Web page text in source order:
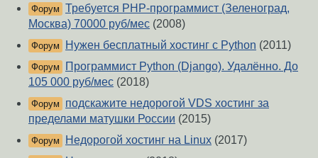
Форум Требуется PHP-программист (Зеленоград,
Москва) 70000 руб/мес (2008)
Форум Нужен бесплатный хостинг с Python (2011)
Форум
Программист Python (Django). Удалённо. До
105 000 руб/мес (2018)
Форум
подскажите недорогой VDS хостинг за
пределами матушки России (2015)
Форум Недорогой хостинг на Linux (2017)